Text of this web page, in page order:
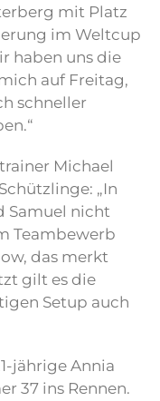
mit Platz
im Weltcup
haben uns die
auf Freitag,
schneller
Michael
„In
Samuel nicht
Teambewerb
das merkt
gilt es die
Setup auch
jährige Annia
37 ins Rennen.